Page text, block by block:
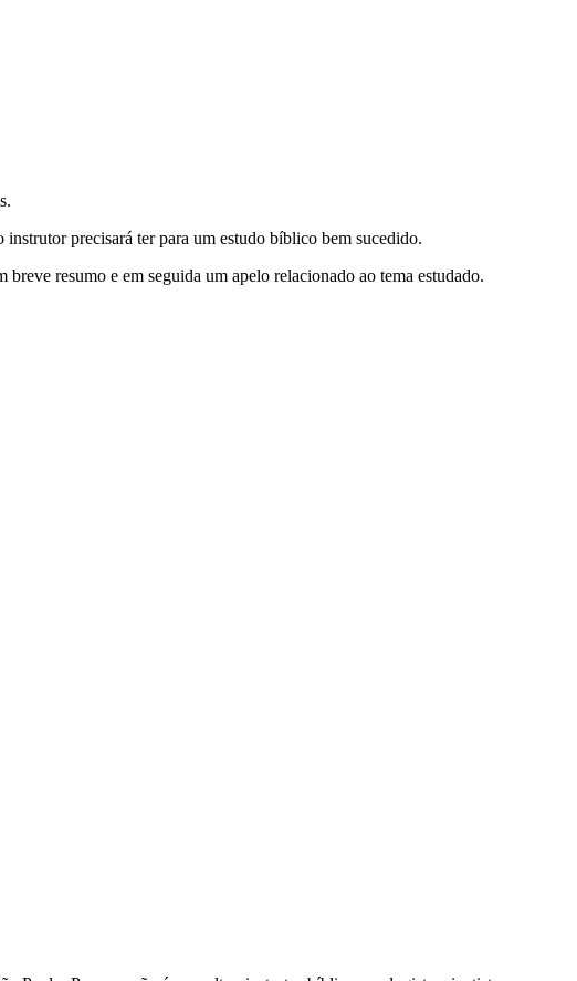
precisará ter para um estudo bíblico bem sucedido.
resumo e em seguida um apelo relacionado ao tema estudado.